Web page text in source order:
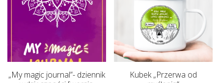
„My magic journal”- dziennik
Kubek „Przerwa od